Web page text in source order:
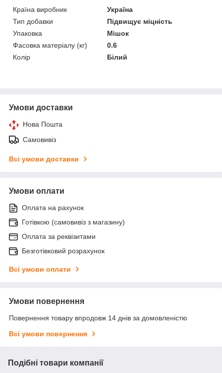
Країна виробник
Україна
Тип добавки
Підвищує міцність
Упаковка
Мішок
Фасовка матеріалу (кг)
0.6
Колір
Білий
Умови доставки
Нова Пошта
Самовивіз
Всі умови доставки
Умови оплати
Оплата на рахунок
Готівкою (самовивіз з магазину)
Оплата за реквізитами
Безготівковий розрахунок
Всі умови оплати
Умови повернення
Повернення товару впродовж 14 днів за домовленістю
Всі умови повернення
Подібні товари компанії